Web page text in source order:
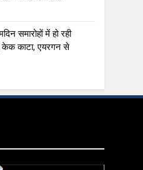
समारोहों में हो रही
काटा, एयरगन से